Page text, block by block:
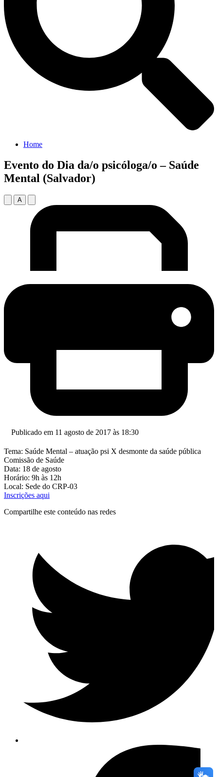
Home
Evento do Dia da/o psicóloga/o – Saúde
Mental (Salvador)
A
Publicado em 11 agosto de 2017 às 18:30
Tema: Saúde Mental – atuação psi X desmonte da saúde pública
Comissão de Saúde
Data: 18 de agosto
Horário: 9h às 12h
Local: Sede do CRP-03
Inscrições aqui
Compartilhe este conteúdo nas redes